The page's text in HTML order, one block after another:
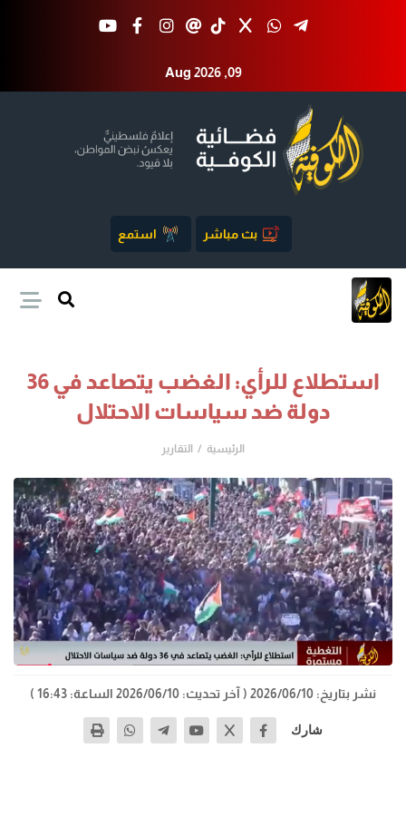
Aug 2026 ,09
بث مباشر استمع
استطلاع للرأي: الغضب يتصاعد في 36
دولة ضد سياسات الاحتلال
الرئيسية التقارير
نشر بتاريخ: 2026/06/10 ( آخر تحديث: 2026/06/10 الساعة: 16:43 )
شارك